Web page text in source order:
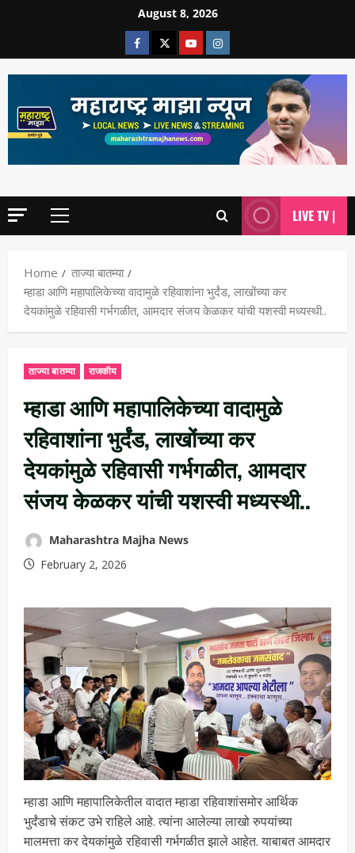
August 8, 2026
LIVE TV |
Home
ताज्या बातम्या
म्हाडा आणि महापालिकेच्या वादामुळे रहिवाशांना भुर्दंड, लाखोंच्या कर
देयकांमुळे रहिवासी गर्भगळीत, आमदार संजय केळकर यांची यशस्वी मध्यस्थी..
ताज्या बातम्या राजकीय
म्हाडा आणि महापालिकेच्या वादामुळे
रहिवाशांना भुर्दंड, लाखोंच्या कर
देयकांमुळे रहिवासी गर्भगळीत, आमदार
संजय केळकर यांची यशस्वी मध्यस्थी..
Maharashtra Majha News
February 2, 2026
म्हाडा आणि महापालिकेतील वादात म्हाडा रहिवाशांसमोर आर्थिक
भुर्दंडाचे संकट उभे राहिले आहे. त्यांना आलेल्या लाखो रुपयांच्या
मालमत्ता कर देयकांमुळे रहिवासी गर्भगळीत झाले आहेत. याबाबत आमदार